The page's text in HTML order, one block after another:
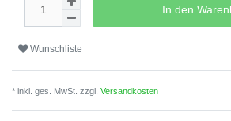
In den
Wunschliste
* inkl. ges. MwSt. zzgl. Versandkosten